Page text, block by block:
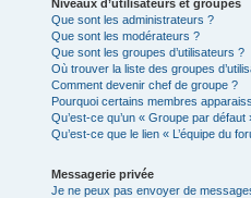
Niveaux d’utilisateurs et groupes
Que sont les administrateurs ?
Que sont les modérateurs ?
Que sont les groupes d’utilisateurs ?
Où trouver la liste des groupes
Comment devenir chef de groupe ?
Pourquoi certains membres
Qu’est-ce qu’un « Groupe par défaut
Qu’est-ce que le lien « L’équipe du
Messagerie privée
Je ne peux pas envoyer de